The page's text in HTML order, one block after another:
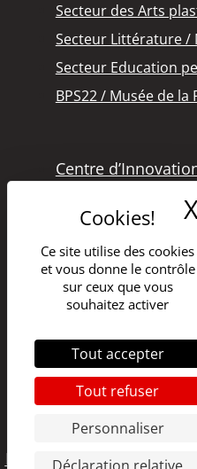
Ce site utilise des cookies
et vous donne le contrôle
sur ceux que vous
souhaitez activer
Tout accepter
Tout refuser
Personnaliser
Secteur des Arts
Secteur Littérature /
Secteur Education
BPS22 / Musée de
Centre
Office des Métiers
Secteur de la
Bibliothèque
Secteur Cinéma
Secteur
Copyright 2021 – DGSI
Papier Studio |
Déclaration d’accessibilité